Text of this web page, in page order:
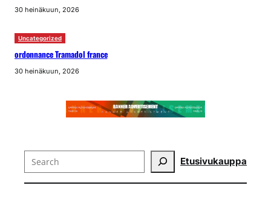
30 heinäkuun, 2026
Uncategorized
ordonnance Tramadol france
30 heinäkuun, 2026
Search Etusivukauppa